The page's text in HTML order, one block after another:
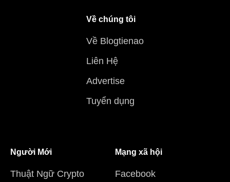
Về chúng tôi
Về Blogtienao
Liên Hệ
Advertise
Tuyển dụng
Người Mới
Thuật Ngữ Crypto
Mạng xã hội
Facebook